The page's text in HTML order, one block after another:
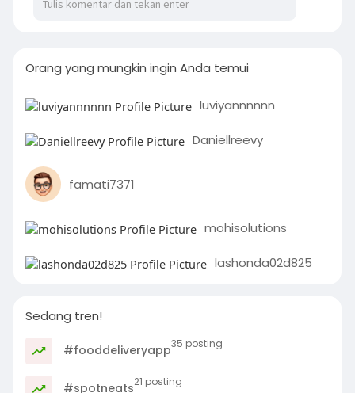
Orang yang mungkin ingin Anda temui
luviyannnnnn
Daniellreevy
famati7371
mohisolutions
lashonda02d825
Sedang tren!
#fooddeliveryapp35 posting
#spotneats21 posting